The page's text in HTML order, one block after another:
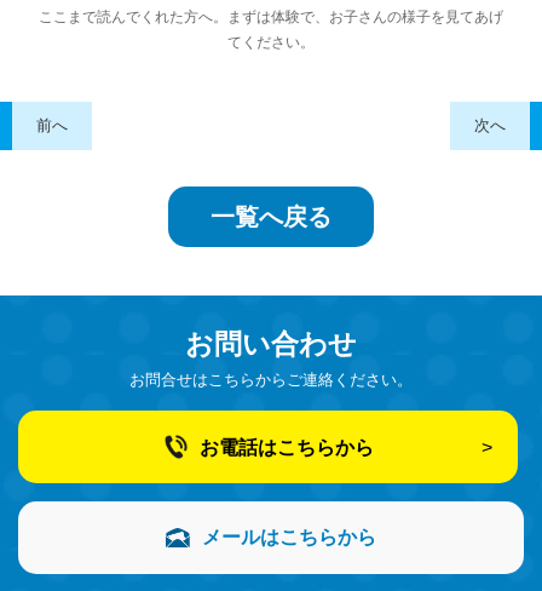
ここまで読んでくれた方へ。まずは体験で、お子さんの様子を見てあげ
てください。
前へ 次へ
一覧へ戻る
お問い合わせ
お問合せはこちらからご連絡ください。
お電話はこちらから
メールはこちらから